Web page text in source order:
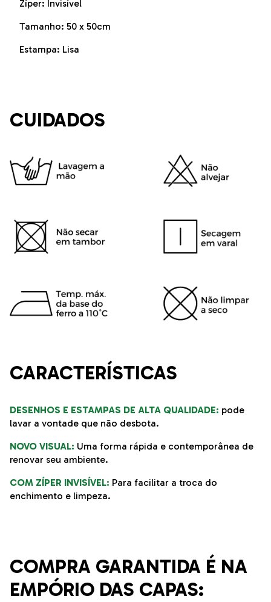
Zíper: Invisível
Tamanho: 50 x 50cm
Estampa: Lisa
CUIDADOS
CARACTERÍSTICAS
DESENHOS E ESTAMPAS DE ALTA QUALIDADE: pode
lavar a vontade que não desbota.
NOVO VISUAL: Uma forma rápida e contemporânea de
renovar seu ambiente.
COM ZÍPER INVISÍVEL: Para facilitar a troca do
enchimento e limpeza.
COMPRA GARANTIDA É NA
EMPÓRIO DAS CAPAS: